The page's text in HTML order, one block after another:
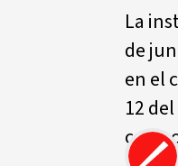
La
de
en el
12